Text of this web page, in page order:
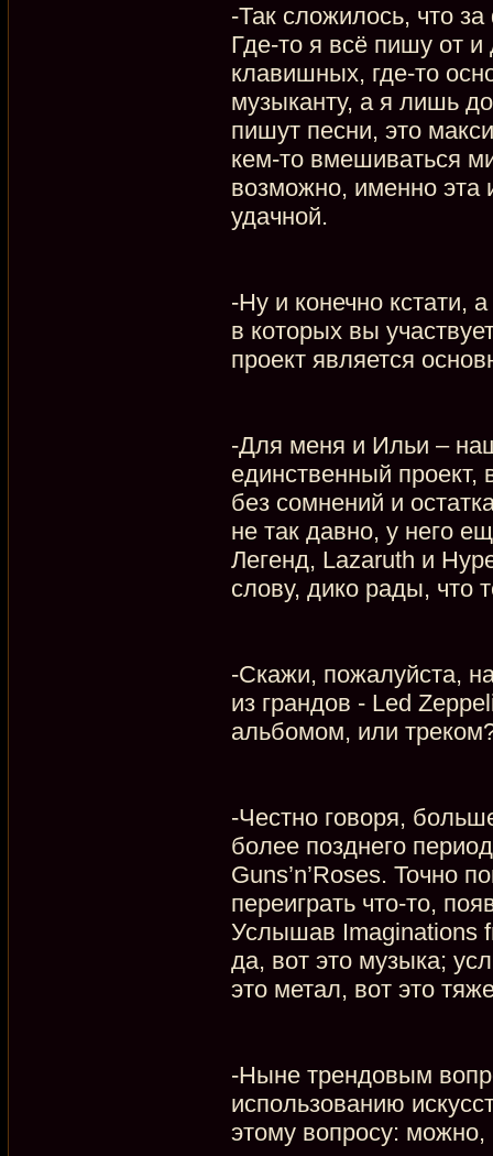
-Так сложилось, что
Где-то я всё пишу от
клавишных, где-то
музыканту, а я лишь
пишут песни, это
кем-то вмешиваться
возможно, именно эта
удачной.
-Ну и конечно кстати,
в которых вы
проект является
-Для меня и Ильи –
единственный проект,
без сомнений и
не так давно, у него
Легенд, Lazaruth и
слову, дико рады, что
-Скажи, пожалуйста,
из грандов - Led
альбомом, или
-Честно говоря,
более позднего
Guns’n’Roses. Точно
переиграть что-то,
Услышав Imaginations
да, вот это музыка;
это метал, вот это
-Ныне трендовым
использованию
этому вопросу: